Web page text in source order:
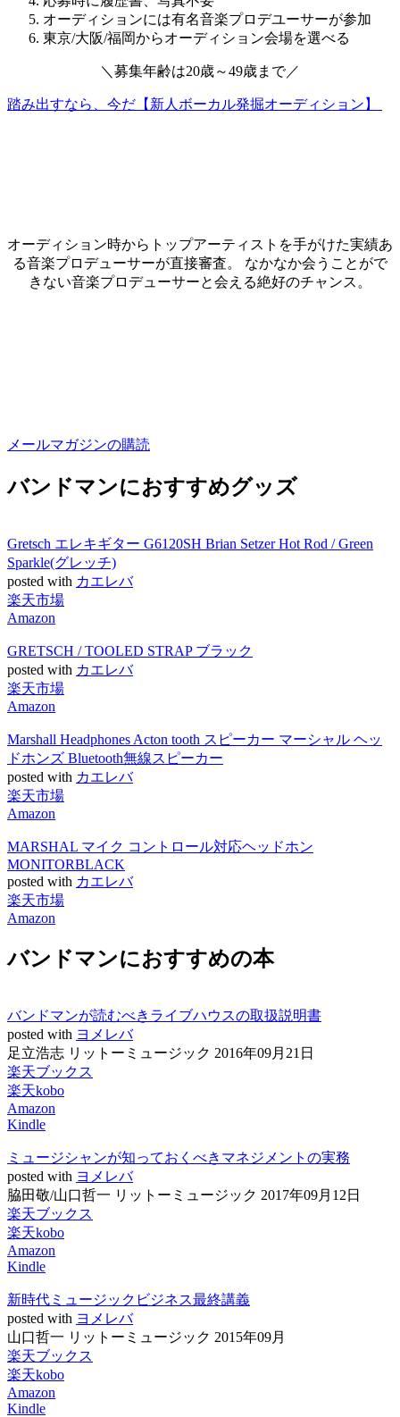
オーディションには有名音楽プロデユーサーが参加
東京/大阪/福岡からオーディション会場を選べる
＼ 募集年齢は20歳～49歳まで／
踏み出すなら、今だ【新人ボーカル発掘オーディション】
オーディション時からトップアーティストを手がけた実績あ
る音楽プロデューサーが直接審査。 なかなか会うことがで
きない音楽プロデューサーと会える絶好のチャンス。
メールマガジンの購読
バンドマンにおすすめグッズ
Gretsch エレキギター G6120SH Brian Setzer Hot Rod / Green
Sparkle(グレッチ)
posted with カエレバ
楽天市場
Amazon
GRETSCH / TOOLED STRAP ブラック
posted with カエレバ
楽天市場
Amazon
Marshall Headphones Acton tooth スピーカー マーシャル ヘッ
ドホンズ Bluetooth無線スピーカー
posted with カエレバ
楽天市場
Amazon
MARSHAL マイク コントロール対応ヘッドホン
MONITORBLACK
posted with カエレバ
楽天市場
Amazon
バンドマンにおすすめの本
バンドマンが読むべきライブハウスの取扱説明書
posted with ヨメレバ
足立浩志 リットーミュージック 2016年09月21日
楽天ブックス
楽天kobo
Amazon
Kindle
ミュージシャンが知っておくべきマネジメントの実務
posted with ヨメレバ
脇田敬/山口哲一 リットーミュージック 2017年09月12日
楽天ブックス
楽天kobo
Amazon
Kindle
新時代ミュージックビジネス最終講義
posted with ヨメレバ
山口哲一 リットーミュージック 2015年09月
楽天ブックス
楽天kobo
Amazon
Kindle